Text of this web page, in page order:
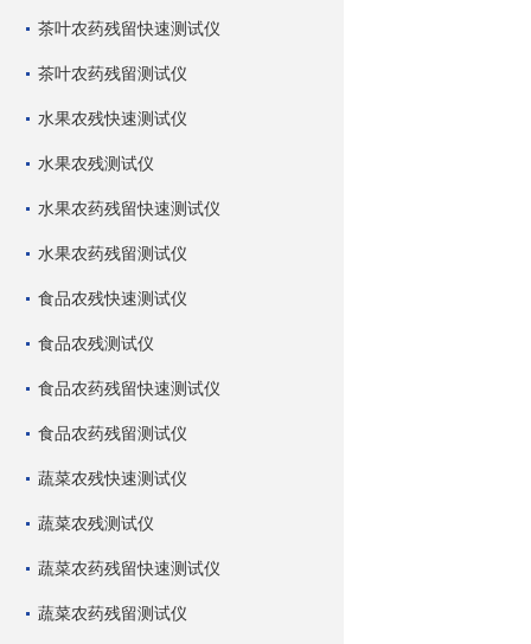
茶叶农药残留快速测试仪
茶叶农药残留测试仪
水果农残快速测试仪
水果农残测试仪
水果农药残留快速测试仪
水果农药残留测试仪
食品农残快速测试仪
食品农残测试仪
食品农药残留快速测试仪
食品农药残留测试仪
蔬菜农残快速测试仪
蔬菜农残测试仪
蔬菜农药残留快速测试仪
蔬菜农药残留测试仪